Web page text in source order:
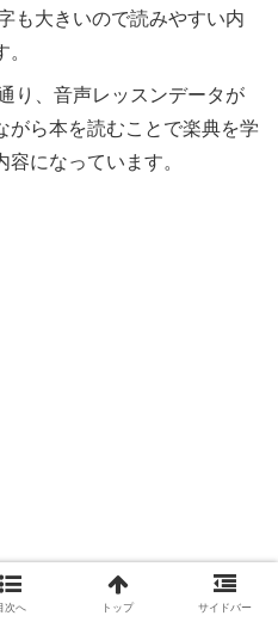
も大きいので読みやすい内
り、音声レッスンデータが
がら本を読むことで楽典を学
になっています。
次へ トップ サイドバー